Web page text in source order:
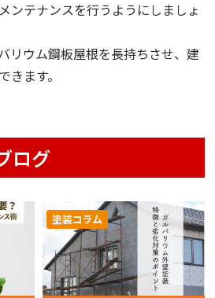
ンテナンスを行うようにしましょ
リウム鋼板屋根を長持ちさせ、建
きます。
ログ
塗装コラム